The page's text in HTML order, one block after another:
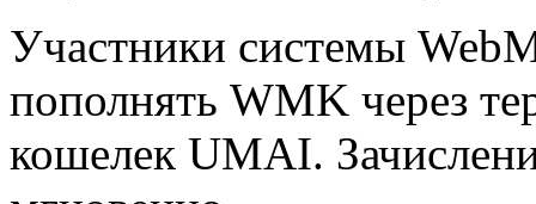
Участники системы
пополнять WMK через
кошелек UMAI.